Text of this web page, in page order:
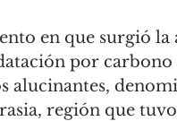
por carbono
alucinantes,
región que